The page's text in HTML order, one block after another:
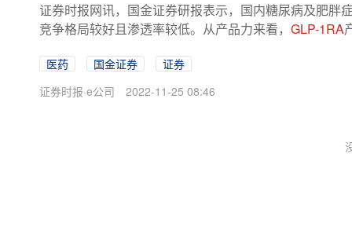
证券时报网讯，国金证券研报表示，国内糖尿病及肥胖
竞争格局较好且渗透率较低。从产品力来看， GLP-1RA
医药 国金证券
证券
证券时报·e公司
2022-11-25 08:46